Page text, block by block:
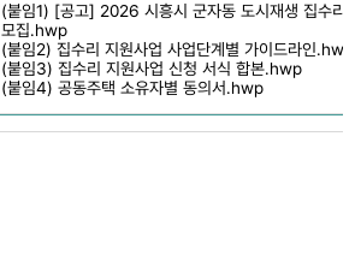
(붙임1) [공고] 2026 시흥시 군자동 도시재생 집수리
모집.hwp
(붙임2) 집수리 지원사업 사업단계별 가이드라인.hwp
(붙임3) 집수리 지원사업 신청 서식 합본.hwp
(붙임4) 공동주택 소유자별 동의서.hwp